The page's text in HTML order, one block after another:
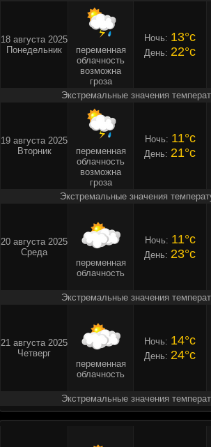
18 августа 2025
Понедельник
переменная
облачность
возможна
гроза
Ночь: 13°c
День: 22°c
Экстремальные значения
19 августа 2025
Вторник
переменная
облачность
возможна
гроза
Ночь: 11°c
День: 21°c
Экстремальные значения
20 августа 2025
Среда
переменная
облачность
Ночь: 11°c
День: 23°c
Экстремальные значения
21 августа 2025
Четверг
переменная
облачность
Ночь: 14°c
День: 24°c
Экстремальные значения